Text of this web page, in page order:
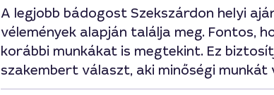
A legjobb bádogost Szekszárdon helyi
vélemények alapján találja meg. Fontos,
korábbi munkákat is megtekint. Ez
szakembert választ, aki minőségi munkát